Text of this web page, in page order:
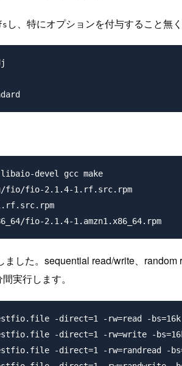
し、特にオプションを付与すること無
devel gcc make
fio/fio-2.1.4-1.rf.src.rpm
した。sequential read/write、
実行します。
-direct=1 -rw=read -bs=16k -
-direct=1 -rw=write -bs=16k
-direct=1 -rw=randread -